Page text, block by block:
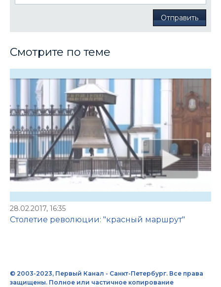
Отправить
Смотрите по теме
28.02.2017, 16:35
Столетие революции: "красный маршрут"
© 2003-2023, Первый Канал - Санкт-Петербург. Все права
защищены. Полное или частичное копирование